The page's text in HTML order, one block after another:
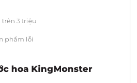
trên 3 triệu
phẩm lỗi
hoa KingMonster